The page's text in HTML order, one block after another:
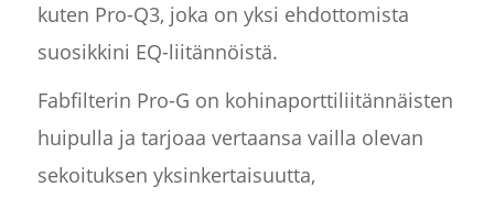
kuten Pro-Q3, joka on yksi ehdottomista
suosikkini EQ-liitännöistä.
Fabfilterin Pro-G on kohinaporttiliitännäisten
huipulla ja tarjoaa vertaansa vailla olevan
sekoituksen yksinkertaisuutta,